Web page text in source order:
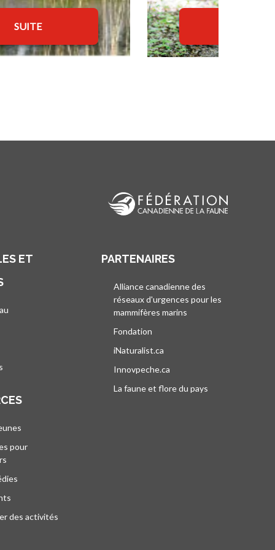
SUITE
ET
pour
des activités
PARTENAIRES
Alliance canadienne des
réseaux d'urgences pour les
mammifères marins
Fondation
iNaturalist.ca
Innovpeche.ca
La faune et flore du pays